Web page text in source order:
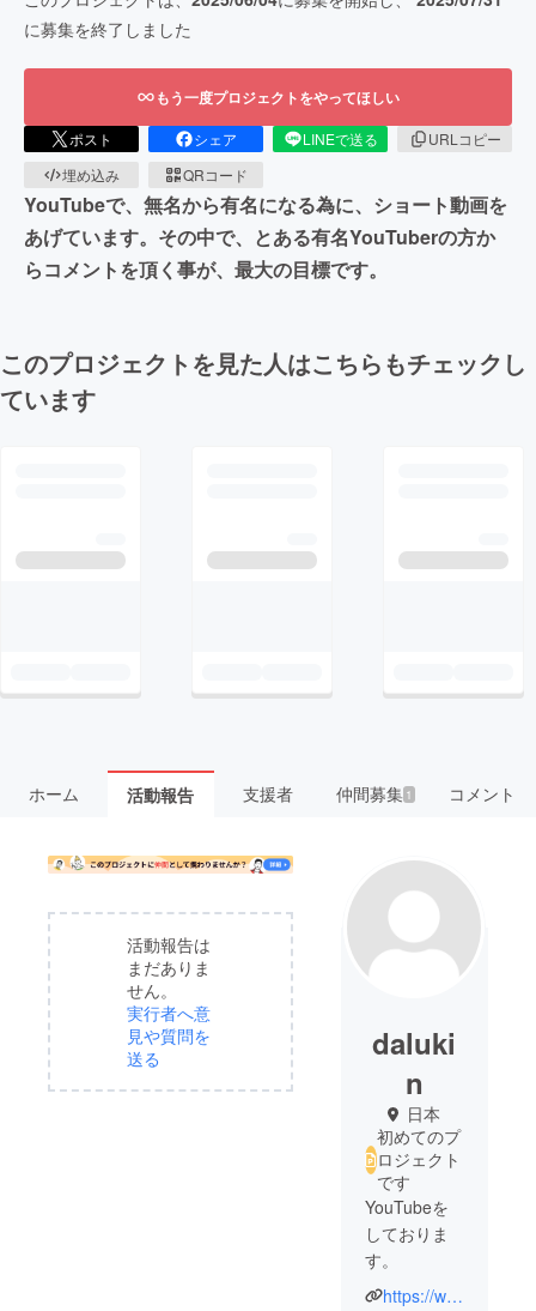
に募集を終了しました
もう一度プロジェクトをやってほしい
ポスト シェア LINEで送る
URLコピー
埋め込み
QRコード
YouTubeで、無名から有名になる為に、ショート動画を
あげています。その中で、とある有名YouTuberの方か
らコメントを頂く事が、最大の目標です。
このプロジェクトを見た人はこちらもチェックし
ています
ホーム 活動報告 支援者 仲間募集 1 コメント
活動報告は
まだありま
せん。
実行者へ意
見や質問を
送る
daluki
n
日本
初めてのプ
ロジェクト
です
YouTubeを
しておりま
す。
https://www.youtube.com/@dalukin